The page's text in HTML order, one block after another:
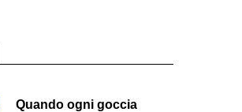
Quando ogni goccia